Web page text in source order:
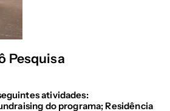
Pesquisa
atividades:
do programa; Residência